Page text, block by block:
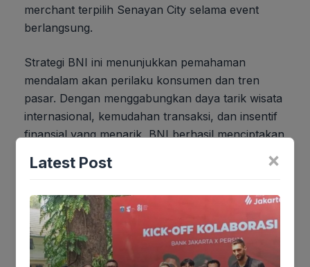
merchant terpilih Senayan City selama event
berlangsung.
Strategi BNI ini menunjukkan pemahaman
mendalam akan perilaku konsumen dan tren
pasar. Dengan menggabungkan daya tarik wisata
internasional, kemudahan transaksi, dan insentif
finansial yang menarik, BNI berhasil menciptakan
sebuah formula yang efektif untuk meningkatkan
penetrasi pasar dan loyalitas nasabah.
patut menjadi studi kasus bagi lembaga keuangan
lainnya yang ingin meningkatkan engagement dan
transaksi melalui strategi kolaboratif yang inovatif.
×
Latest Post